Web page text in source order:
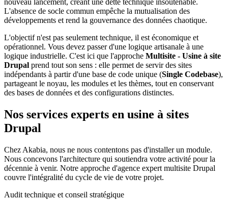
nouveau lancement, créant une dette technique insoutenable.
L'absence de socle commun empêche la mutualisation des
développements et rend la gouvernance des données chaotique.
L'objectif n'est pas seulement technique, il est économique et
opérationnel. Vous devez passer d'une logique artisanale à une
logique industrielle. C'est ici que l'approche Multisite - Usine à site
Drupal prend tout son sens : elle permet de servir des sites
indépendants à partir d'une base de code unique (Single Codebase),
partageant le noyau, les modules et les thèmes, tout en conservant
des bases de données et des configurations distinctes.
Nos services experts en usine à sites
Drupal
Chez Akabia, nous ne nous contentons pas d'installer un module.
Nous concevons l'architecture qui soutiendra votre activité pour la
décennie à venir. Notre approche d'agence expert multisite Drupal
couvre l'intégralité du cycle de vie de votre projet.
Audit technique et conseil stratégique